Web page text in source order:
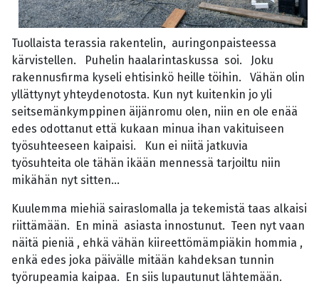
Tuollaista terassia rakentelin, auringonpaisteessa
kärvistellen. Puhelin haalarintaskussa soi. Joku
rakennusfirma kyseli ehtisinkö heille töihin. Vähän olin
yllättynyt yhteydenotosta. Kun nyt kuitenkin jo yli
seitsemänkymppinen äijänromu olen, niin en ole enää
edes odottanut että kukaan minua ihan vakituiseen
työsuhteeseen kaipaisi. Kun ei niitä jatkuvia
työsuhteita ole tähän ikään mennessä tarjoiltu niin
mikähän nyt sitten...
Kuulemma miehiä sairaslomalla ja tekemistä taas alkaisi
riittämään. En minä asiasta innostunut. Teen nyt vaan
näitä pieniä , ehkä vähän kiireettömämpiäkin hommia ,
enkä edes joka päivälle mitään kahdeksan tunnin
työrupeamia kaipaa. En siis lupautunut lähtemään.